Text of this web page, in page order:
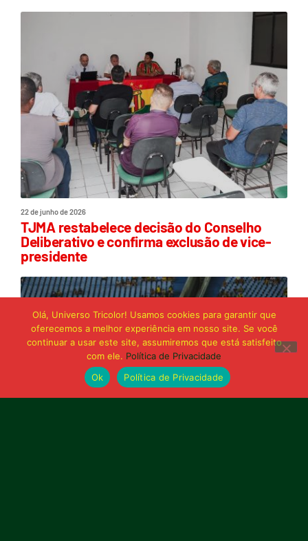
22 de junho de 2026
TJMA restabelece decisão do Conselho
Deliberativo e confirma exclusão de vice-
presidente
Olá, Universo Tricolor! Usamos cookies para garantir que
oferecemos a melhor experiência em nosso site. Se você
continuar a usar este site, assumiremos que está satisfeito
com ele. Política de Privacidade
Ok
Política de Privacidade